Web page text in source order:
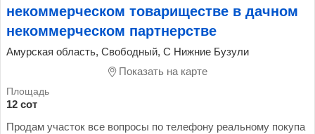
некоммерческом товариществе в дачном
некоммерческом партнерстве
Амурская область, Свободный, С Нижние Бузули
Показать на карте
12 сот
Продам участок все вопросы по телефону реальному покупа